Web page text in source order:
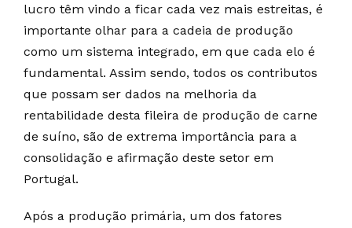
lucro têm vindo a ficar cada vez mais estreitas, é
importante olhar para a cadeia de produção
como um sistema integrado, em que cada elo é
fundamental. Assim sendo, todos os contributos
que possam ser dados na melhoria da
rentabilidade desta fileira de produção de carne
de suíno, são de extrema importância para a
consolidação e afirmação deste setor em
Portugal.
Após a produção primária, um dos fatores